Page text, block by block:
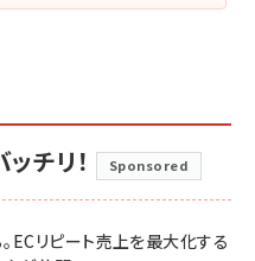
チリ！ Sponsored
ECリピート売上を最大化する